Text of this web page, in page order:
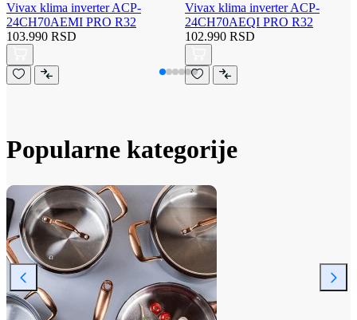
Vivax klima inverter ACP-
24CH70AEMI PRO R32
103.990 RSD
Vivax klima inverter ACP-
24CH70AEQI PRO R32
102.990 RSD
Popularne kategorije